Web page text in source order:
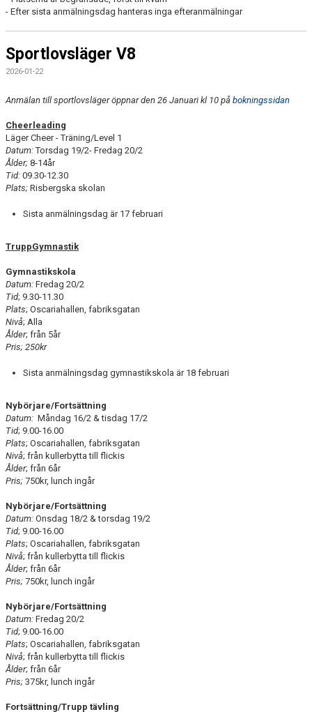
- Efter sista anmälningsdag hanteras inga efteranmälningar
Sportlovsläger V8
2026-01-22
Anmälan till sportlovsläger öppnar den 26 Januari kl 10 på bokningssidan
Cheerleading
Läger Cheer - Träning/Level 1
Datum:Torsdag 19/2- Fredag 20/2
Ålder; 8-14år
Tid: 09.30-12.30
Plats; Risbergska skolan
Sista anmälningsdag är 17 februari
TruppGymnastik
Gymnastikskola
Datum: Fredag 20/2
Tid; 9.30-11.30
Plats; Oscariahallen, fabriksgatan
Nivå; Alla
Ålder; från 5år
Pris; 250kr
Sista anmälningsdag gymnastikskola är 18 februari
Nybörjare/Fortsättning
Datum: Måndag 16/2 & tisdag 17/2
Tid; 9.00-16.00
Plats; Oscariahallen, fabriksgatan
Nivå; från kullerbytta till flickis
Ålder; från 6år
Pris; 750kr, lunch ingår
Nybörjare/Fortsättning
Datum: Onsdag 18/2 & torsdag 19/2
Tid; 9.00-16.00
Plats; Oscariahallen, fabriksgatan
Nivå; från kullerbytta till flickis
Ålder; från 6år
Pris; 750kr, lunch ingår
Nybörjare/Fortsättning
Datum: Fredag 20/2
Tid; 9.00-16.00
Plats; Oscariahallen, fabriksgatan
Nivå; från kullerbytta till flickis
Ålder; från 6år
Pris; 375kr, lunch ingår
Fortsättning/Trupp tävling